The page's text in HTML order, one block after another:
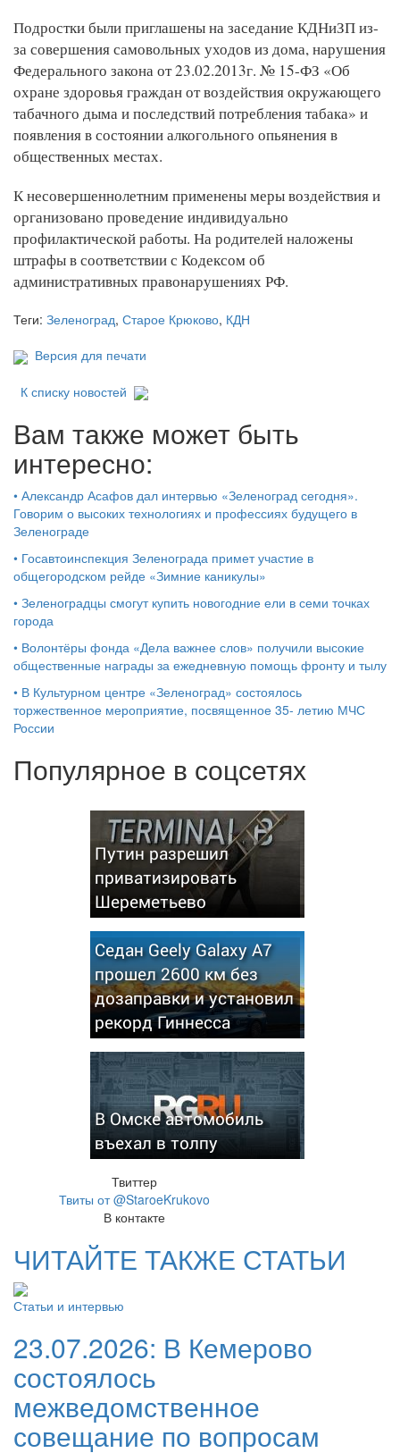
Подростки были приглашены на заседание КДНиЗП из-
за совершения самовольных уходов из дома, нарушения
Федерального закона от 23.02.2013г. № 15-ФЗ «Об
охране здоровья граждан от воздействия окружающего
табачного дыма и последствий потребления табака» и
появления в состоянии алкогольного опьянения в
общественных местах.
К несовершеннолетним применены меры воздействия и
организовано проведение индивидуально
профилактической работы. На родителей наложены
штрафы в соответствии с Кодексом об
административных правонарушениях РФ.
Теги: Зеленоград, Старое Крюково, КДН
Версия для печати
К списку новостей
Вам также может быть
интересно:
• Александр Асафов дал интервью «Зеленоград сегодня».
Говорим о высоких технологиях и профессиях будущего в
Зеленограде
• Госавтоинспекция Зеленограда примет участие в
общегородском рейде «Зимние каникулы»
• Зеленоградцы смогут купить новогодние ели в семи точках
города
• Волонтёры фонда «Дела важнее слов» получили высокие
общественные награды за ежедневную помощь фронту и тылу
• В Культурном центре «Зеленоград» состоялось
торжественное мероприятие, посвященное 35- летию МЧС
России
Популярное в соцсетях
Путин разрешил
приватизировать
Шереметьево
Седан Geely Galaxy A7
прошел 2600 км без
дозаправки и установил
рекорд Гиннесса
В Омске автомобиль
въехал в толпу
Твиттер
Твиты от @StaroeKrukovo
В контакте
ЧИТАЙТЕ ТАКЖЕ СТАТЬИ
Статьи и интервью
23.07.2026: В Кемерово
состоялось
межведомственное
совещание по вопросам